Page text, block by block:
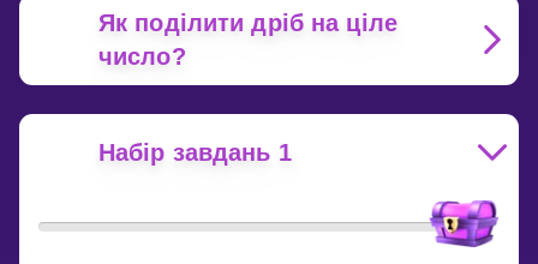
Як поділити дріб на ціле
число?
Набір завдань 1